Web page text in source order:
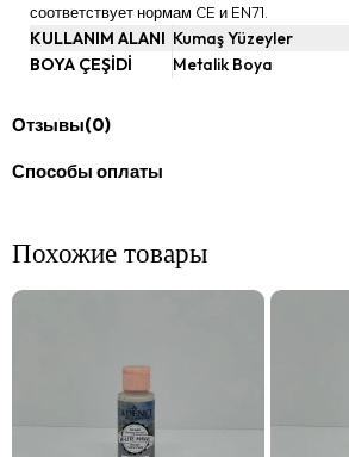
соответствует нормам CE и EN71.
KULLANIM ALANI Kumaş Yüzeyler
BOYA ÇEŞİDİ
Metalik Boya
Отзывы(0)
Способы оплаты
Похожие товары